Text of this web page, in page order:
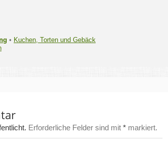
• Kuchen, Torten und Gebäck
Erforderliche Felder sind mit * markiert.